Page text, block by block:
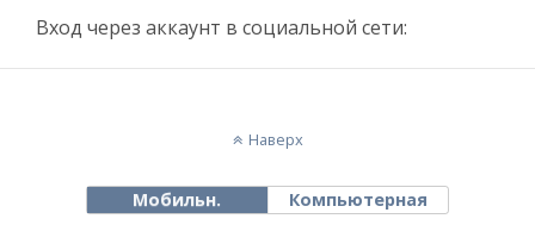
Вход через аккаунт в социальной сети:
Наверх
Мобильн. Компьютерная